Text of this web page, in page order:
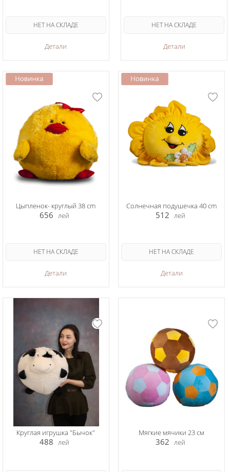
Детали
НЕТ НА СКЛАДЕ
Детали
НЕТ НА СКЛАДЕ
Цыпленок- круглый 38 cm
656 лей
Детали
НЕТ НА СКЛАДЕ
Солнечная подушечка 40 cm
512 лей
Детали
НЕТ НА СКЛАДЕ
Круглая игрушка "Бычок"
488 лей
Мягкие мячики 23 см
362 лей